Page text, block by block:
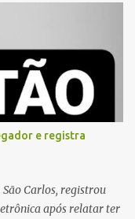
e registra
Carlos, registrou
após relatar ter